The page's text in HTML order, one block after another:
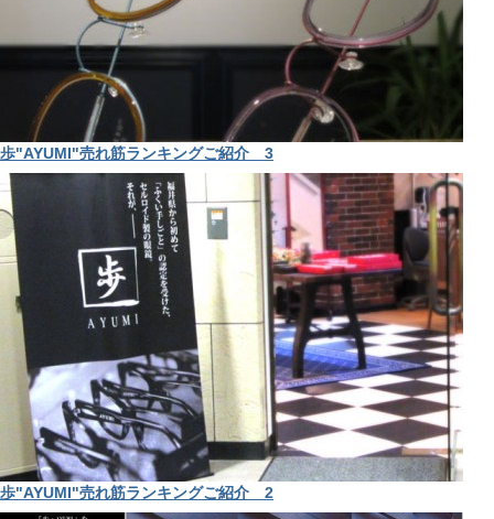
歩"AYUMI"売れ筋ランキングご紹介 3
歩"AYUMI"売れ筋ランキングご紹介 2